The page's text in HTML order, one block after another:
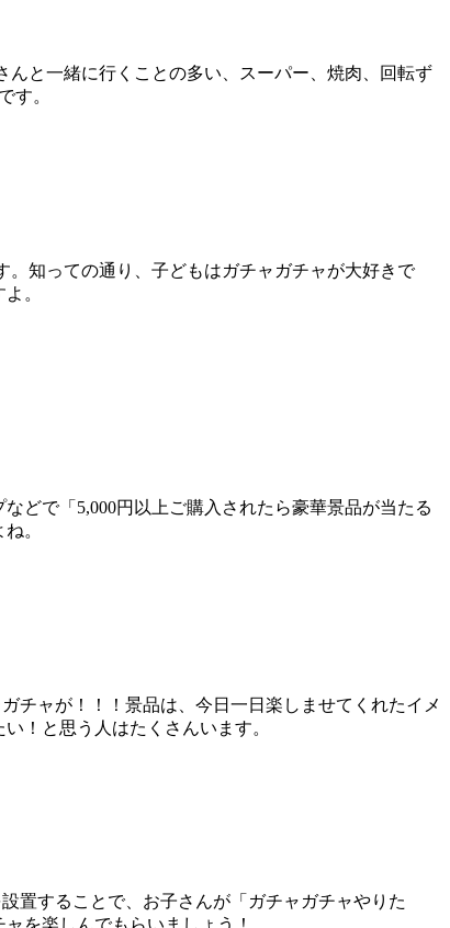
と一緒に行くことの多い、スーパー、焼肉、回転ず
す。
知っての通り、子どもはガチャガチャが大好きで
。
どで「5,000円以上ご購入されたら豪華景品が当たる
。
チャが！！！景品は、今日一日楽しませてくれたイメ
！と思う人はたくさんいます。
置することで、お子さんが「ガチャガチャやりた